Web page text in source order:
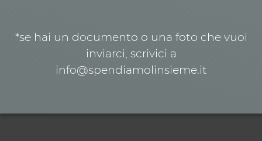
*se hai un documento o una foto che vuoi
inviarci, scrivici a
info@spendiamolinsieme.it